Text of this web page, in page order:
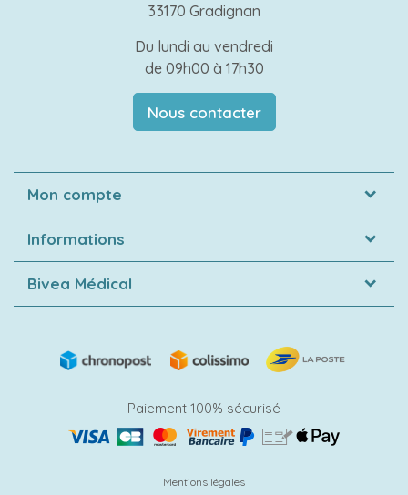
33170 Gradignan
Du lundi au vendredi
de 09h00 à 17h30
Nous contacter
Mon compte
Informations
Bivea Médical
Paiement 100% sécurisé
Mentions légales